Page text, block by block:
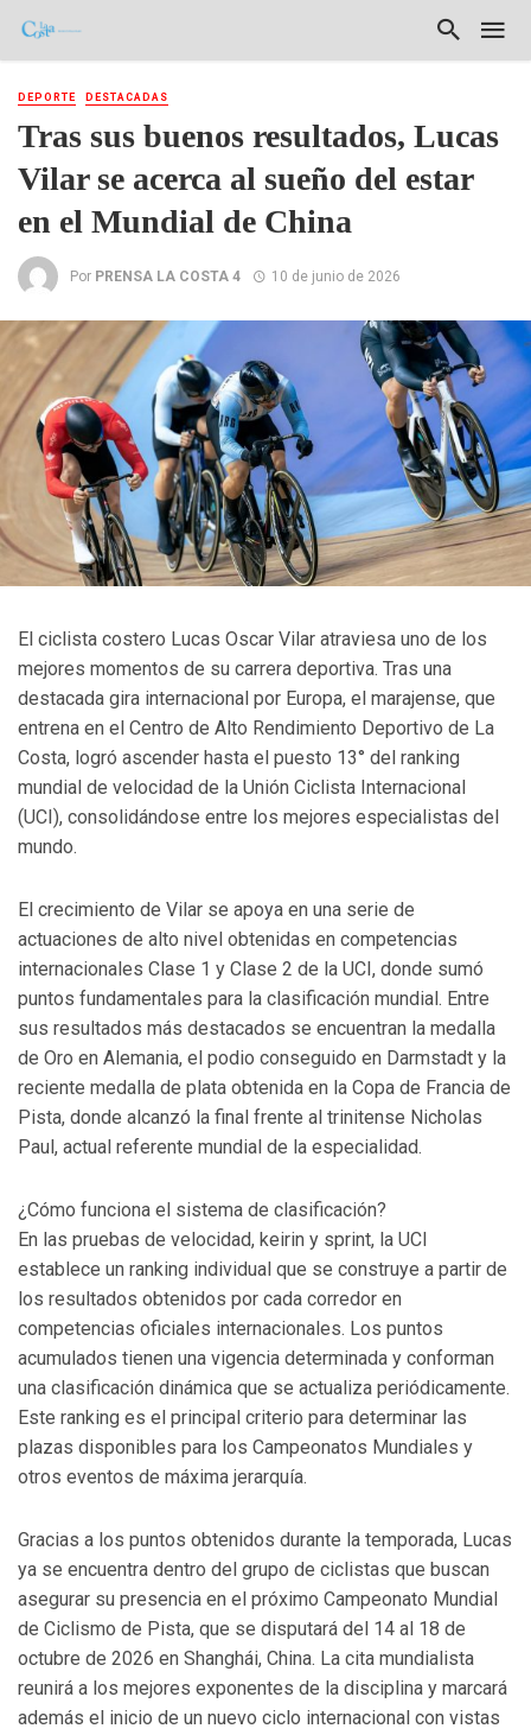
DEPORTE DESTACADAS
Tras sus buenos resultados, Lucas
Vilar se acerca al sueño del estar
en el Mundial de China
Por PRENSA LA COSTA 4 10 de junio de 2026
El ciclista costero Lucas Oscar Vilar atraviesa uno de los
mejores momentos de su carrera deportiva. Tras una
destacada gira internacional por Europa, el marajense, que
entrena en el Centro de Alto Rendimiento Deportivo de La
Costa, logró ascender hasta el puesto 13° del ranking
mundial de velocidad de la Unión Ciclista Internacional
(UCI), consolidándose entre los mejores especialistas del
mundo.
El crecimiento de Vilar se apoya en una serie de
actuaciones de alto nivel obtenidas en competencias
internacionales Clase 1 y Clase 2 de la UCI, donde sumó
puntos fundamentales para la clasificación mundial. Entre
sus resultados más destacados se encuentran la medalla
de Oro en Alemania, el podio conseguido en Darmstadt y la
reciente medalla de plata obtenida en la Copa de Francia de
Pista, donde alcanzó la final frente al trinitense Nicholas
Paul, actual referente mundial de la especialidad.
¿Cómo funciona el sistema de clasificación?
En las pruebas de velocidad, keirin y sprint, la UCI
establece un ranking individual que se construye a partir de
los resultados obtenidos por cada corredor en
competencias oficiales internacionales. Los puntos
acumulados tienen una vigencia determinada y conforman
una clasificación dinámica que se actualiza periódicamente.
Este ranking es el principal criterio para determinar las
plazas disponibles para los Campeonatos Mundiales y
otros eventos de máxima jerarquía.
Gracias a los puntos obtenidos durante la temporada, Lucas
ya se encuentra dentro del grupo de ciclistas que buscan
asegurar su presencia en el próximo Campeonato Mundial
de Ciclismo de Pista, que se disputará del 14 al 18 de
octubre de 2026 en Shanghái, China. La cita mundialista
reunirá a los mejores exponentes de la disciplina y marcará
además el inicio de un nuevo ciclo internacional con vistas